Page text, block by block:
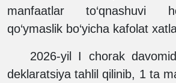
manfaatlar to‘qnashuvi
qo‘ymaslik bo‘yicha kafolat
2026-yil I chorak
deklaratsiya tahlil qilinib, 1 ta